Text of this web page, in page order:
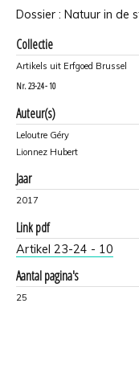
Dossier : Natuur in de
Collectie
Artikels uit Erfgoed Brussel
Nr. 23-24 - 10
Auteur(s)
Leloutre Géry
Lionnez Hubert
Jaar
2017
Link pdf
Artikel 23-24 - 10
Aantal pagina's
25